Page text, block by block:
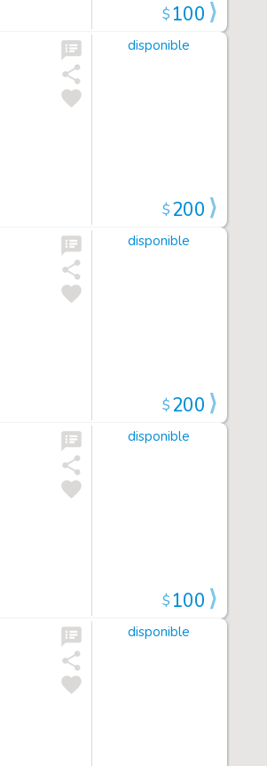
$100
disponible
$200
disponible
$200
disponible
$100
disponible